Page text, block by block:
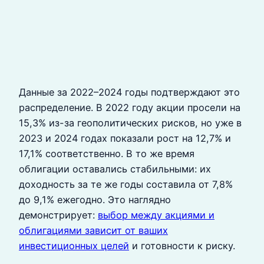
Данные за 2022–2024 годы подтверждают это
распределение. В 2022 году акции просели на
15,3% из-за геополитических рисков, но уже в
2023 и 2024 годах показали рост на 12,7% и
17,1% соответственно. В то же время
облигации оставались стабильными: их
доходность за те же годы составила от 7,8%
до 9,1% ежегодно. Это наглядно
демонстрирует: выбор между акциями и
облигациями зависит от ваших
инвестиционных целей и готовности к риску.